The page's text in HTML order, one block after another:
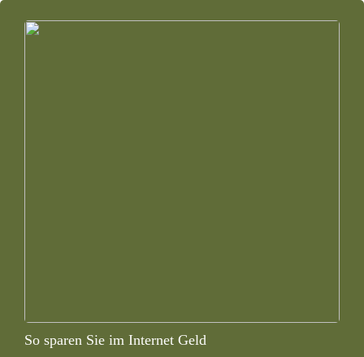
So sparen Sie im Internet Geld